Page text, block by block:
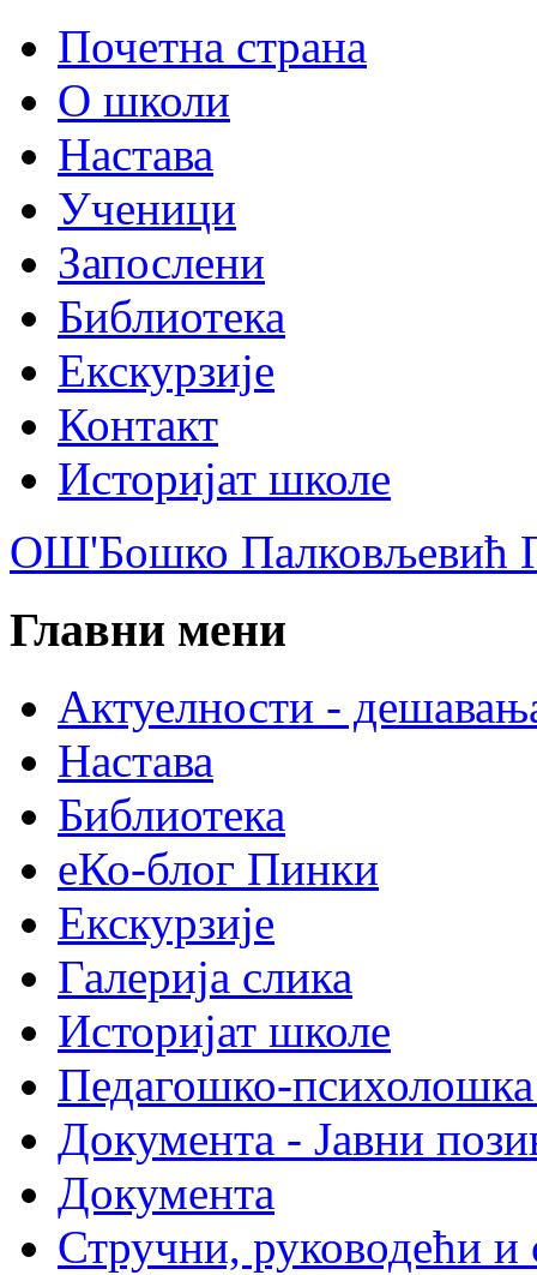
Почетна страна
О школи
Настава
Ученици
Запослени
Библиотека
Екскурзије
Контакт
Историјат школе
ОШ'Бошко Палковљевић
Главни мени
Актуелности -
Настава
Библиотека
еКо-блог Пинки
Екскурзије
Галерија слика
Историјат школе
Педагошко-психолошка
Документа - Јавни
Документа
Стручни, руководећи и